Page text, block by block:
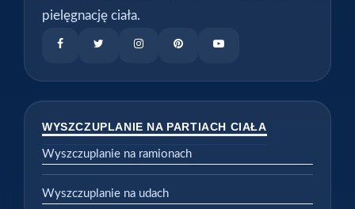
pielęgnację ciała.
WYSZCZUPLANIE NA PARTIACH CIAŁA
Wyszczuplanie na ramionach
Wyszczuplanie na udach